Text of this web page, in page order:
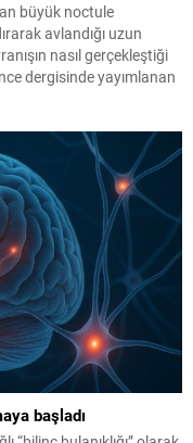
büyük noctule
avlandığı uzun
nasıl gerçekleştiği
dergisinde yayımlanan
ilk kez ayrıntılı
başladı